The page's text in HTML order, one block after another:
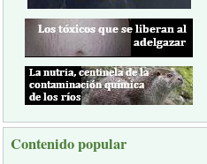
Contenido popular